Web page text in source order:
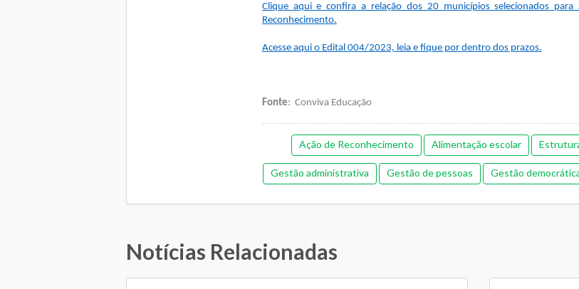
Clique aqui e confira a relação dos 20 municípios selecionados
Reconhecimento.
Acesse aqui o Edital 004/2023, leia e fique por dentro dos prazos.
Fonte: Conviva Educação
Ação de Reconhecimento Alimentação escolar
Gestão administrativa Gestão de pessoas Gestão
Orçamentária e financeira (antiga) Pedagógica Plano
Notícias Relacionadas